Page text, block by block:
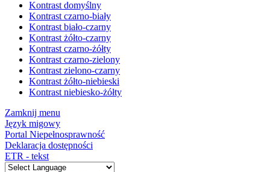
Kontrast domyślny
Kontrast czarno-biały
Kontrast biało-czarny
Kontrast żółto-czarny
Kontrast czarno-żółty
Kontrast czarno-zielony
Kontrast zielono-czarny
Kontrast żółto-niebieski
Kontrast niebiesko-żółty
Zamknij menu
Język migowy
Portal Niepełnosprawność
Deklaracja dostępności
ETR - tekst